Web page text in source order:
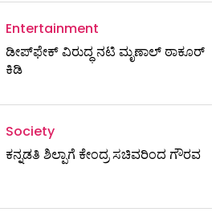
Entertainment
ಡೀಪ್‌ಫೇಕ್ ವಿರುದ್ಧ ನಟಿ ಮೃಣಾಲ್ ಠಾಕೂರ್
ಕಿಡಿ
Society
ಕನ್ನಡತಿ ಶಿಲ್ಪಾಗೆ ಕೇಂದ್ರ ಸಚಿವರಿಂದ ಗೌರವ